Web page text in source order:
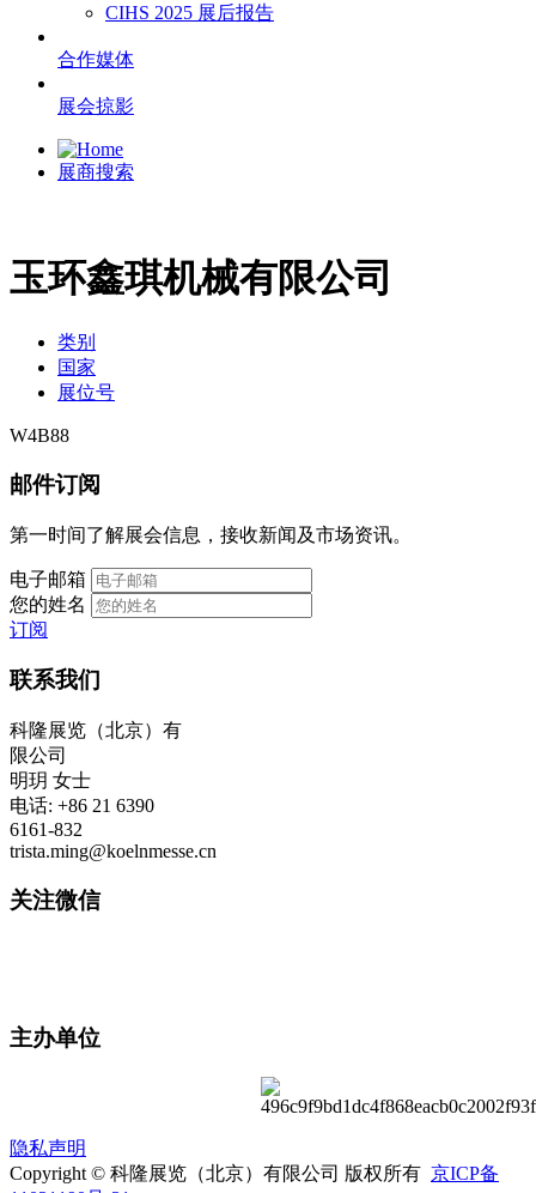
CIHS 2025 展后报告
合作媒体
展会掠影
展商搜索
玉环鑫琪机械有限公司
类别
国家
展位号
W4B88
邮件订阅
第一时间了解展会信息，接收新闻及市场资讯。
电子邮箱
您的姓名
订阅
联系我们
科隆展览（北京）有
限公司
明玥 女士
电话: +86 21 6390
6161-832
trista.ming@koelnmesse.cn
关注微信
主办单位
隐私声明
Copyright © 科隆展览（北京）有限公司 版权所有 京ICP备